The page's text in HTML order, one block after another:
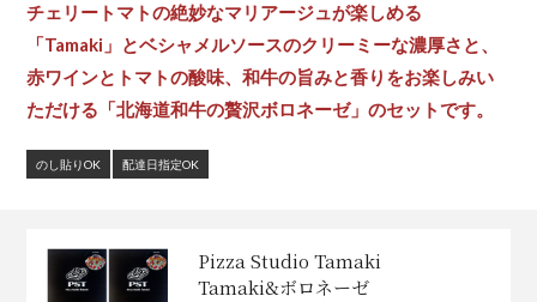
チェリートマトの絶妙なマリアージュが楽しめる
「Tamaki」とベシャメルソースのクリーミーな濃厚さと、
赤ワインとトマトの酸味、和牛の旨みと香りをお楽しみい
ただける「北海道和牛の贅沢ボロネーゼ」のセットです。
のし貼りOK 配達日指定OK
Pizza Studio Tamaki
Tamaki&ボロネーゼ